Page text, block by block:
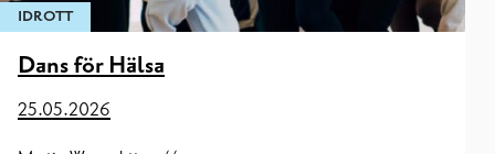
IDROTT
Dans för Hälsa
25.05.2026